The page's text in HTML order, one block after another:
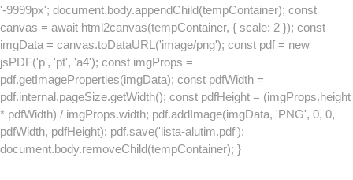
'-9999px'; document.body.appendChild(tempContainer); const
canvas = await html2canvas(tempContainer, { scale: 2 }); const
imgData = canvas.toDataURL('image/png'); const pdf = new
jsPDF('p', 'pt', 'a4'); const imgProps =
pdf.getImageProperties(imgData); const pdfWidth =
pdf.internal.pageSize.getWidth(); const pdfHeight = (imgProps.height
* pdfWidth) / imgProps.width; pdf.addImage(imgData, 'PNG', 0, 0,
pdfWidth, pdfHeight); pdf.save('lista-alutim.pdf');
document.body.removeChild(tempContainer); }